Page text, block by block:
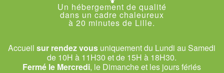
Un hébergement de qualité
dans un cadre chaleureux
à 20 minutes de Lille.
Accueilsur rendez vous uniquement du Lundi au Samedi
de 10H à 11H30 et de 15H à 18H30.
Fermé le Mercredi, le Dimanche et les jours fériés